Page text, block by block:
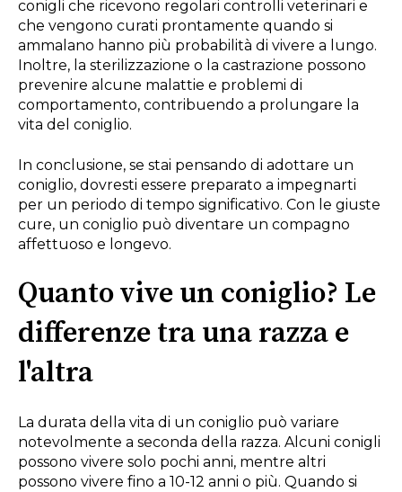
conigli che ricevono regolari controlli veterinari e
che vengono curati prontamente quando si
ammalano hanno più probabilità di vivere a lungo.
Inoltre, la sterilizzazione o la castrazione possono
prevenire alcune malattie e problemi di
comportamento, contribuendo a prolungare la
vita del coniglio.
In conclusione, se stai pensando di adottare un
coniglio, dovresti essere preparato a impegnarti
per un periodo di tempo significativo. Con le giuste
cure, un coniglio può diventare un compagno
affettuoso e longevo.
Quanto vive un coniglio? Le
differenze tra una razza e
l'altra
La durata della vita di un coniglio può variare
notevolmente a seconda della razza. Alcuni conigli
possono vivere solo pochi anni, mentre altri
possono vivere fino a 10-12 anni o più. Quando si